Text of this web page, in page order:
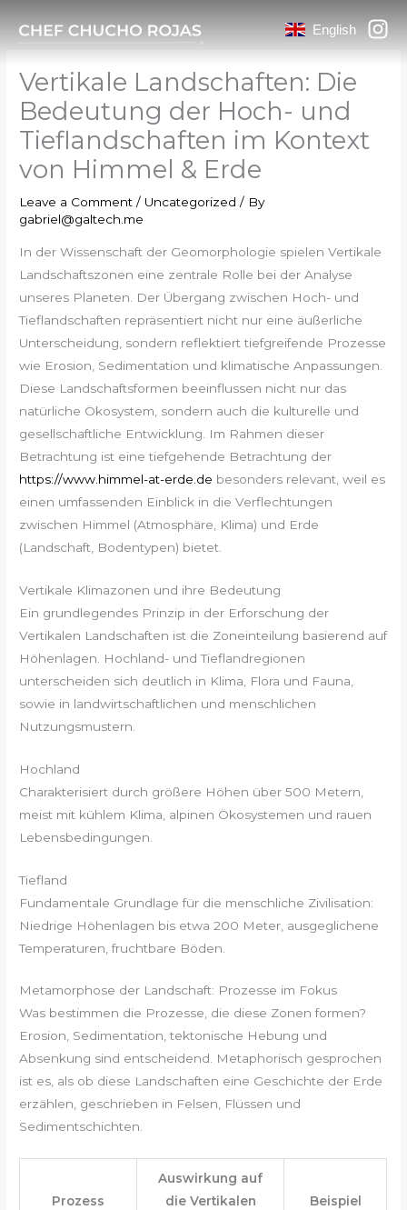
English
Vertikale Landschaften: Die
Bedeutung der Hoch- und
Tieflandschaften im Kontext
von Himmel & Erde
Leave a Comment / Uncategorized / By
gabriel@galtech.me
In der Wissenschaft der Geomorphologie spielen Vertikale
Landschaftszonen eine zentrale Rolle bei der Analyse
unseres Planeten. Der Übergang zwischen Hoch- und
Tieflandschaften repräsentiert nicht nur eine äußerliche
Unterscheidung, sondern reflektiert tiefgreifende Prozesse
wie Erosion, Sedimentation und klimatische Anpassungen.
Diese Landschaftsformen beeinflussen nicht nur das
natürliche Ökosystem, sondern auch die kulturelle und
gesellschaftliche Entwicklung. Im Rahmen dieser
Betrachtung ist eine tiefgehende Betrachtung der
https://www.himmel-at-erde.de besonders relevant, weil es
einen umfassenden Einblick in die Verflechtungen
zwischen Himmel (Atmosphäre, Klima) und Erde
(Landschaft, Bodentypen) bietet.
Vertikale Klimazonen und ihre Bedeutung
Ein grundlegendes Prinzip in der Erforschung der
Vertikalen Landschaften ist die Zoneinteilung basierend auf
Höhenlagen. Hochland- und Tieflandregionen
unterscheiden sich deutlich in Klima, Flora und Fauna,
sowie in landwirtschaftlichen und menschlichen
Nutzungsmustern.
Hochland
Charakterisiert durch größere Höhen über 500 Metern,
meist mit kühlem Klima, alpinen Ökosystemen und rauen
Lebensbedingungen.
Tiefland
Fundamentale Grundlage für die menschliche Zivilisation:
Niedrige Höhenlagen bis etwa 200 Meter, ausgeglichene
Temperaturen, fruchtbare Böden.
Metamorphose der Landschaft: Prozesse im Fokus
Was bestimmen die Prozesse, die diese Zonen formen?
Erosion, Sedimentation, tektonische Hebung und
Absenkung sind entscheidend. Metaphorisch gesprochen
ist es, als ob diese Landschaften eine Geschichte der Erde
erzählen, geschrieben in Felsen, Flüssen und
Sedimentschichten.
Prozess
Auswirkung auf
die Vertikalen
Beispiel